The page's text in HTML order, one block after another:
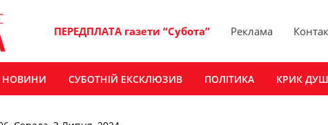
ПЕРЕДПЛАТА газети “Субота” Реклама
НОВИНИ СУБОТНІЙ ЕКСКЛЮЗИВ ПОЛІТИКА КРИК